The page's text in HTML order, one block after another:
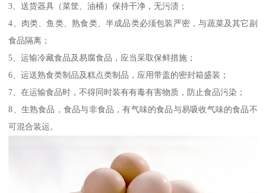
3、送货器具（菜筐、油桶）保持干净，无污渍；
4、肉类、鱼类、熟食类、半成品类必须包装严密，与蔬菜及其它副
食品隔离；
5、运输冷藏食品及易腐食品，应当采取保鲜措施；
6、运送熟食类制品及糕点类制品，应用带盖的密封箱盛装；
7、在运输食品时，不得同时装有有毒有害物质，防止食品污染；
8、生熟食品，食品与非食品，有气味的食品与易吸收气味的食品不
可混合装运。